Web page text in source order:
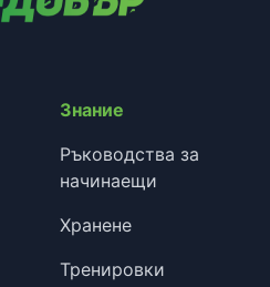
Знание
Ръководства за
начинаещи
Хранене
Тренировки